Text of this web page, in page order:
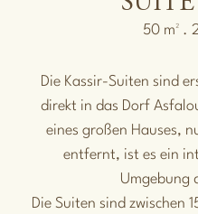
50 m² .
Die Kassir-Suiten sind
direkt in das Dorf
eines großen Hauses,
entfernt, ist es ein
Umgebung
Die Suiten sind zwischen